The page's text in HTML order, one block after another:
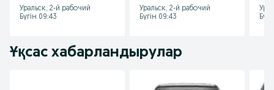
Уральск, 2-й рабочий
Бүгін 09:43
Уральск, 2-й рабочий
Бүгін 09:43
Ұқсас хабарландырулар